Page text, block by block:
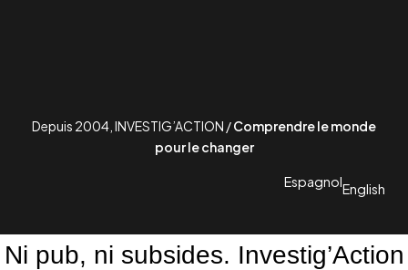
Depuis 2004, INVESTIG’ACTION /Comprendre le monde
pour le changer
EspagnolEnglish
Ni pub, ni subsides. Investig’Action